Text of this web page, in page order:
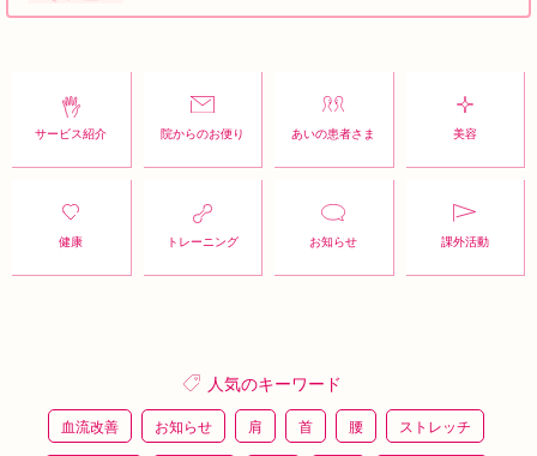
サービス紹介 院からのお便り あいの患者さま 美容
健康 トレーニング お知らせ 課外活動
人気のキーワード
血流改善 お知らせ 肩 首 腰 ストレッチ